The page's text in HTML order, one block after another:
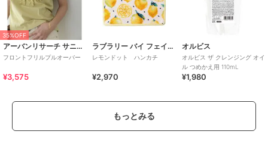
35%OFF
アーバンリサーチ サニーレーベル
フロントフリルプルオーバー
¥3,575
ラブラリー バイ フェイラー
レモンドット ハンカチ
¥2,970
オルビス
オルビス ザ クレンジング オイ
ル つめかえ用 110mL
¥1,980
もっとみる